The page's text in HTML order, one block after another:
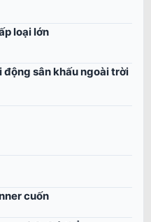
loại lớn
sân khấu ngoài trời
cuốn